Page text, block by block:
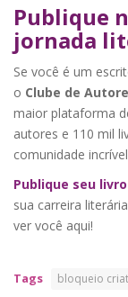
Publique
jornada
Se você é um
o Clube de
maior plataforma
autores e 110 mil
comunidade
Publique seu
sua carreira
ver você aqui!
Tags bloqueio